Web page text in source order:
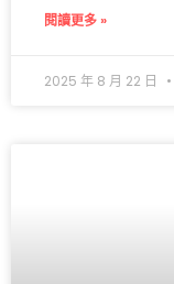
閱讀更多 »
2025 年 8 月 22 日